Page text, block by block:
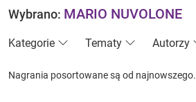
Wybrano: MARIO NUVOLONE
Kategorie Tematy Autorzy
Nagrania posortowane są od najnowszego.